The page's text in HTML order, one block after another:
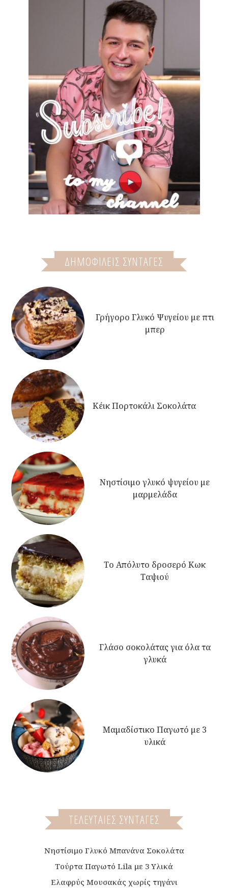
ΔΗΜΟΦΙΛΕΙΣ ΣΥΝΤΑΓΕΣ
Γρήγορο Γλυκό Ψυγείου με πτι
μπερ
Κέικ Πορτοκάλι Σοκολάτα
Νηστίσιμο γλυκό ψυγείου με
μαρμελάδα
Το Απόλυτο δροσερό Κωκ
Ταψιού
Γλάσο σοκολάτας για όλα τα
γλυκά
Μαμαδίστικο Παγωτό με 3
υλικά
ΤΕΛΕΥΤΑΙΕΣ ΣΥΝΤΑΓΕΣ
Νηστίσιμο Γλυκό Μπανάνα Σοκολάτα
Τούρτα Παγωτό Lila με 3 Υλικά
Ελαφρύς Μουσακάς χωρίς τηγάνι